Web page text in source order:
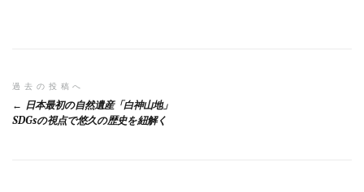
投
稿
過去の投稿へ
日本最初の自然遺産「白神山地」
SDGsの視点で悠久の歴史を紐解く